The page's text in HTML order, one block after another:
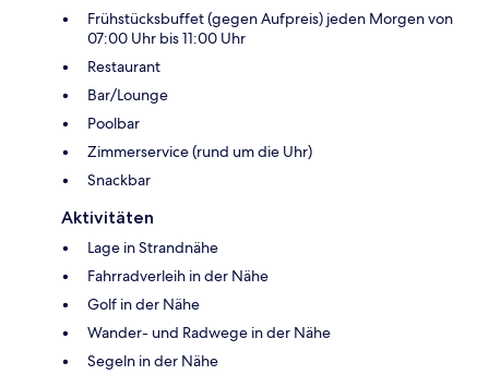
Frühstücksbuffet (gegen Aufpreis) jeden Morgen von
07:00 Uhr bis 11:00 Uhr
Restaurant
Bar/Lounge
Poolbar
Zimmerservice (rund um die Uhr)
Snackbar
Aktivitäten
Lage in Strandnähe
Fahrradverleih in der Nähe
Golf in der Nähe
Wander- und Radwege in der Nähe
Segeln in der Nähe